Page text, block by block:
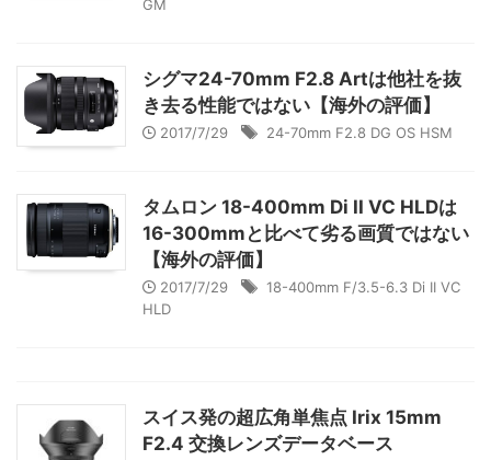
GM
シグマ24-70mm F2.8 Artは他社を抜
き去る性能ではない【海外の評価】
2017/7/29 24-70mm F2.8 DG OS HSM
タムロン 18-400mm Di II VC HLDは
16-300mmと比べて劣る画質ではない
【海外の評価】
2017/7/29
18-400mm F/3.5-6.3 Di II VC
HLD
スイス発の超広角単焦点 Irix 15mm
F2.4 交換レンズデータベース